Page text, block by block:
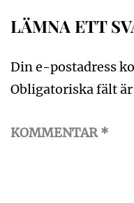
LÄMNA ETT
Din e-postadress
Obligatoriska fält
KOMMENTAR*